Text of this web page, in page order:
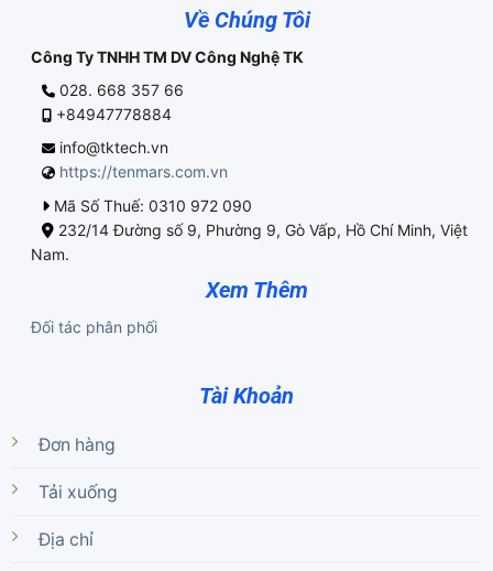
Về Chúng Tôi
Công Ty TNHH TM DV Công Nghệ TK
028. 668 357 66
+84947778884
info@tktech.vn
https://tenmars.com.vn
Mã Số Thuế: 0310 972 090
232/14 Đường số 9, Phường 9, Gò Vấp, Hồ Chí Minh, Việt
Nam.
Xem Thêm
Đối tác phân phối
Tài Khoản
Đơn hàng
Tải xuống
Địa chỉ